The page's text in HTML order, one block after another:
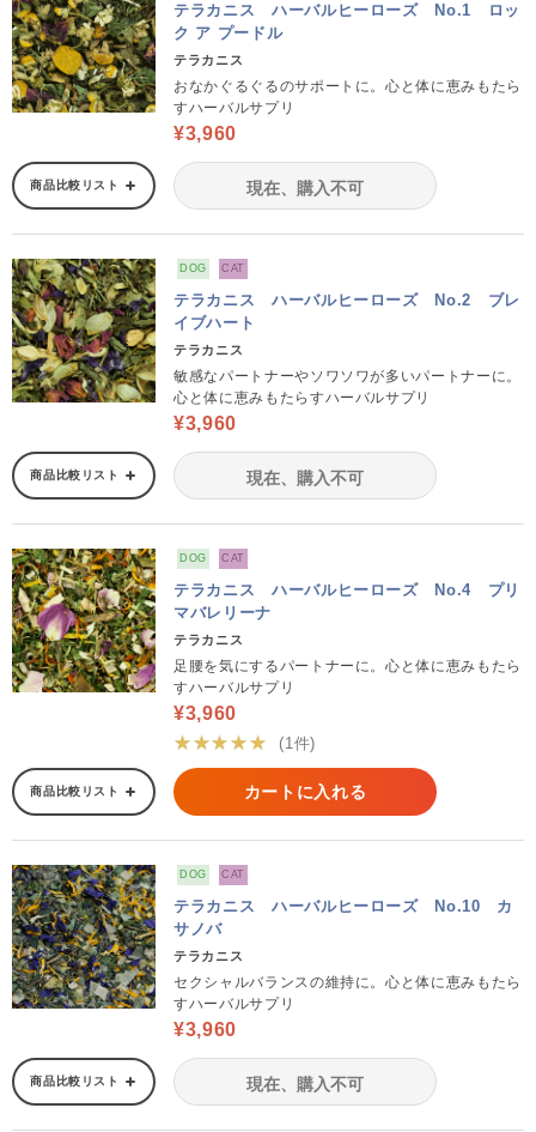
テラカニス ハーバルヒーローズ No.1 ロッ
ク ア プードル
テラカニス
おなかぐるぐるのサポートに。心と体に恵みもたら
すハーバルサプリ
¥3,960
商品比較リスト 現在、購入不可
DOG CAT
テラカニス ハーバルヒーローズ No.2 ブレ
イブハート
テラカニス
敏感なパートナーやソワソワが多いパートナーに。
心と体に恵みもたらすハーバルサプリ
¥3,960
商品比較リスト 現在、購入不可
DOG CAT
テラカニス ハーバルヒーローズ No.4 プリ
マバレリーナ
テラカニス
足腰を気にするパートナーに。心と体に恵みもたら
すハーバルサプリ
¥3,960
★★★★★
(1件)
商品比較リスト カートに入れる
DOG CAT
テラカニス ハーバルヒーローズ No.10 カ
サノバ
テラカニス
セクシャルバランスの維持に。心と体に恵みもたら
すハーバルサプリ
¥3,960
商品比較リスト 現在、購入不可